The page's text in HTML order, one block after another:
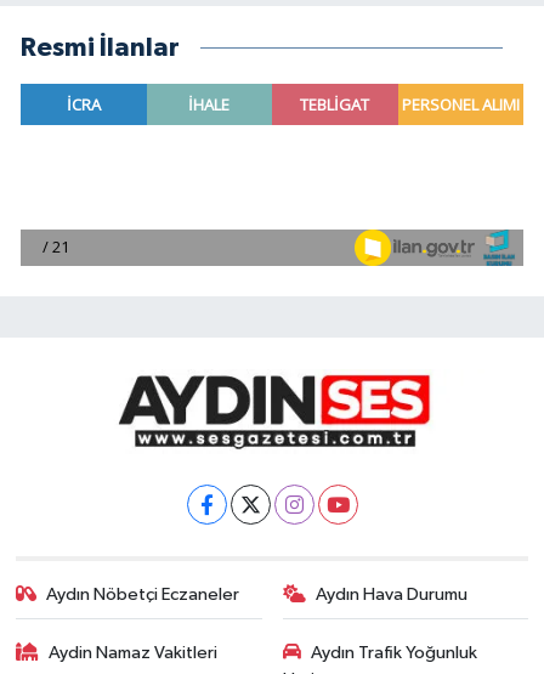
Resmi İlanlar
Aydın Nöbetçi Eczaneler Aydın Hava Durumu
Aydin Namaz Vakitleri
Aydın Trafik Yoğunluk